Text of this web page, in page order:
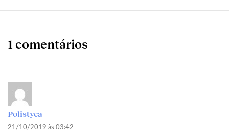
1 comentários
Polistyca
21/10/2019 às 03:42